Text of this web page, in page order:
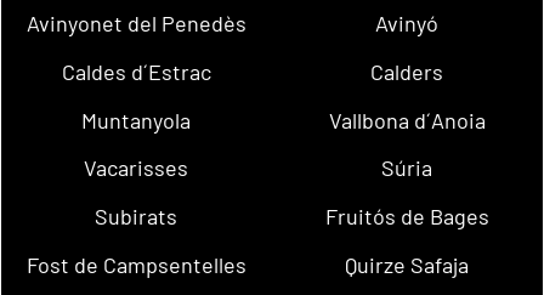
Avinyonet del Penedès
Avinyó
Caldes d´Estrac
Calders
Muntanyola
Vallbona d´Anoia
Vacarisses
Súria
Subirats
Fruitós de Bages
Fost de Campsentelles
Quirze Safaja